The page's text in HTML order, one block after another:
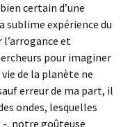
certain d’une
sublime expérience du
et
pour imaginer
de la planète ne
erreur de ma part, il
ondes, lesquelles
-, notre goûteuse